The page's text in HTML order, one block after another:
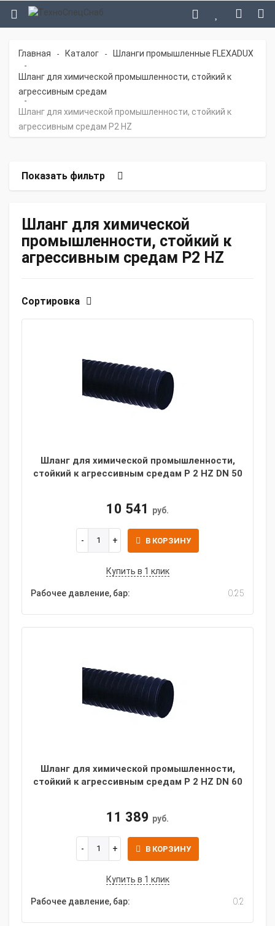
Главная - Каталог - Шланги промышленные FLEXADUX
-
Шланг для химической промышленности, стойкий к
агрессивным средам
-
Шланг для химической промышленности, стойкий к
агрессивным средам P2 HZ
Показать фильтр
Шланг для химической
промышленности, стойкий к
агрессивным средам P2 HZ
Сортировка
Шланг для химической промышленности,
стойкий к агрессивным средам P 2 HZ DN 50
10 541 руб.
В КОРЗИНУ
Купить в 1 клик
Рабочее давление, бар: 0.25
Шланг для химической промышленности,
стойкий к агрессивным средам P 2 HZ DN 60
11 389 руб.
В КОРЗИНУ
Купить в 1 клик
Рабочее давление, бар: 0.2